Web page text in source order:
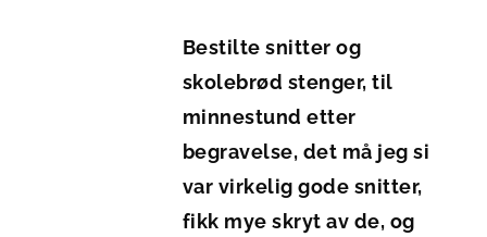
Bestilte snitter og
skolebrød stenger, til
minnestund etter
begravelse, det må jeg si
var virkelig gode snitter,
fikk mye skryt av de, og